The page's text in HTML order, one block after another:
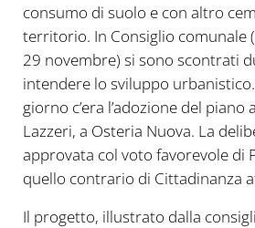
consumo di suolo e con altro
territorio. In Consiglio comunale
29 novembre) si sono scontrati
intendere lo sviluppo urbanistico.
giorno c’era l’adozione del
Lazzeri, a Osteria Nuova. La
approvata col voto favorevole di
quello contrario di Cittadinanza
Il progetto, illustrato dalla